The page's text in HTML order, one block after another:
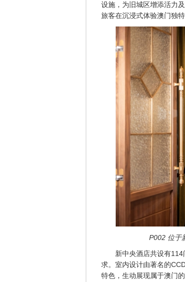
设施，为旧城区增添活力
旅客在沉浸式体验澳门独
P002 位于
新中央酒店共设有
求。室内设计由著名的
特色，生动展现属于澳门